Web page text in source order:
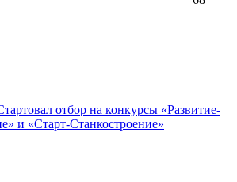
отбор на конкурсы «Развитие-
и «Старт-Станкостроение»